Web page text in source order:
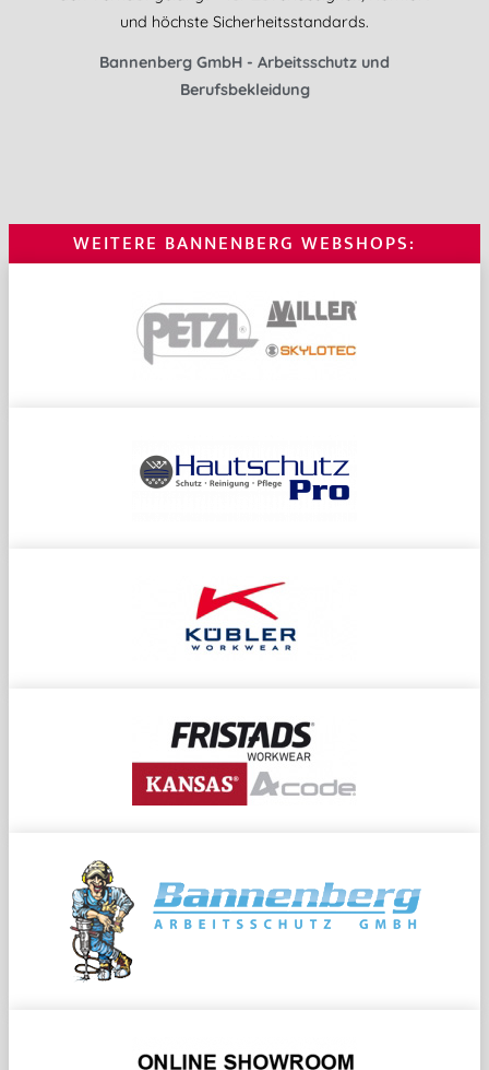
und höchste Sicherheitsstandards.
Bannenberg GmbH - Arbeitsschutz und
Berufsbekleidung
WEITERE BANNENBERG WEBSHOPS: